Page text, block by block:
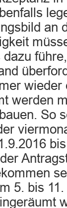
an
wieder
werden
So
5. bis